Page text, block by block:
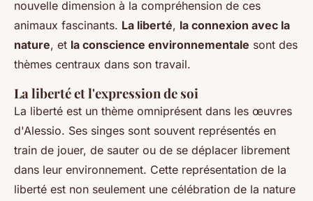
nouvelle dimension à la compréhension de ces
animaux fascinants. La liberté, la connexion avec la
nature, et la conscience environnementale sont des
thèmes centraux dans son travail.
La liberté et l'expression de soi
La liberté est un thème omniprésent dans les œuvres
d'Alessio. Ses singes sont souvent représentés en
train de jouer, de sauter ou de se déplacer librement
dans leur environnement. Cette représentation de la
liberté est non seulement une célébration de la nature